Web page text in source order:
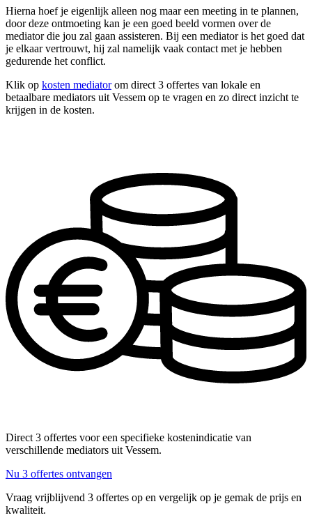
Hierna hoef je eigenlijk alleen nog maar een meeting in te plannen,
door deze ontmoeting kan je een goed beeld vormen over de
mediator die jou zal gaan assisteren. Bij een mediator is het goed dat
je elkaar vertrouwt, hij zal namelijk vaak contact met je hebben
gedurende het conflict.
Klik op kosten mediatorom direct 3 offertes van lokale en
betaalbare mediators uit Vessem op te vragen en zo direct inzicht te
krijgen in de kosten.
Direct 3 offertes voor een specifieke kostenindicatie van
verschillende mediators uit Vessem.
Nu 3 offertes ontvangen
Vraag vrijblijvend 3 offertes op en vergelijk op je gemak de prijs en
kwaliteit.